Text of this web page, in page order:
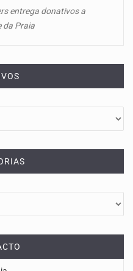
entrega donativos a
da Praia